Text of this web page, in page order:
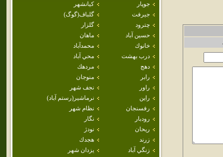
جوپار
كيانشهر
جيرفت
گلباف(گوگ)
چترود
گلزار
حسين آباد
ماهان
خانوك
محمدآباد
درب بهشت
محي آباد
دهج
مردهك
رابر
منوجان
راور
نجف شهر
راين
نرماشير(رستم آباد)
رفسنجان
نظام شهر
رودبار
نگار
ريحان
نودژ
زرند
هجدك
زنگي آباد
يزدان شهر